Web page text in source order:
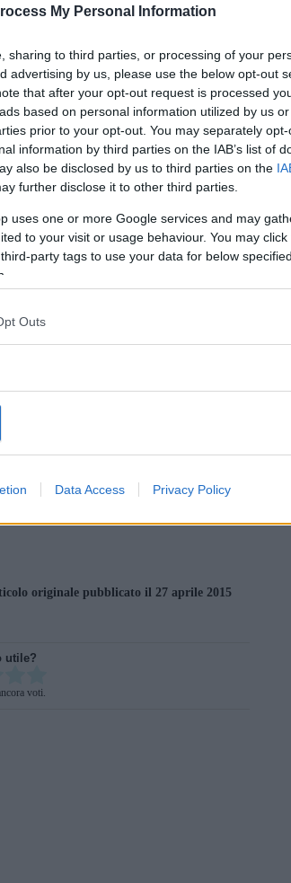
My Personal Information
sharing to third parties, or processing of your
advertising by us, please use the below opt-out
that after your opt-out request is processed
based on personal information utilized by us
prior to your opt-out. You may separately
information by third parties on the IAB’s list of
also be disclosed by us to third parties on the
further disclose it to other third parties.
uses one or more Google services and may
to your visit or usage behaviour. You may
party tags to use your data for below
Outs
Data Access Privacy Policy
INGRANDISCI
sempre facile, ma a questi
lo scatto perfetto,
pericolose) in questa
originale pubblicato il 27 aprile 2015
utile?
voti.